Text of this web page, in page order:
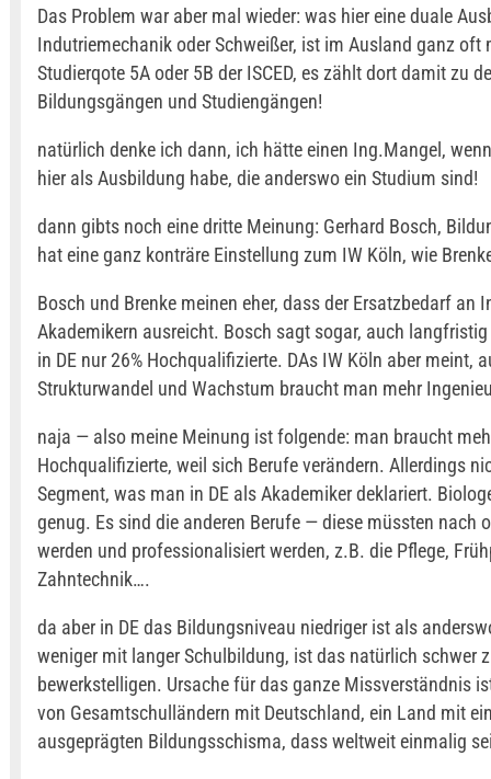
Das Problem war aber mal wieder: was hier eine duale
Indutriemechanik oder Schweißer, ist im Ausland ganz oft
Studierqote 5A oder 5B der ISCED, es zählt dort damit zu
Bildungsgängen und Studiengängen!
natürlich denke ich dann, ich hätte einen Ing.Mangel,
hier als Ausbildung habe, die anderswo ein Studium sind!
dann gibts noch eine dritte Meinung: Gerhard Bosch,
hat eine ganz konträre Einstellung zum IW Köln, wie
Bosch und Brenke meinen eher, dass der Ersatzbedarf an
Akademikern ausreicht. Bosch sagt sogar, auch
in DE nur 26% Hochqualifizierte. DAs IW Köln aber meint,
Strukturwandel und Wachstum braucht man mehr
naja — also meine Meinung ist folgende: man braucht
Hochqualifizierte, weil sich Berufe verändern. Allerdings
Segment, was man in DE als Akademiker deklariert.
genug. Es sind die anderen Berufe — diese müssten nach
werden und professionalisiert werden, z.B. die Pflege,
Zahntechnik….
da aber in DE das Bildungsniveau niedriger ist als
weniger mit langer Schulbildung, ist das natürlich schwer
bewerkstelligen. Ursache für das ganze Missverständnis
von Gesamtschulländern mit Deutschland, ein Land mit
ausgeprägten Bildungsschisma, dass weltweit einmalig